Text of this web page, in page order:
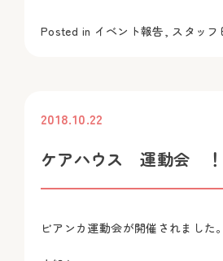
Posted in イベント報告, スタッフ
2018.10.22
ケアハウス 運動会 ！
ビアンカ運動会が開催されました。